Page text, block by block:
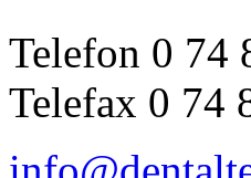
Telefon 0 74
Telefax 0 74